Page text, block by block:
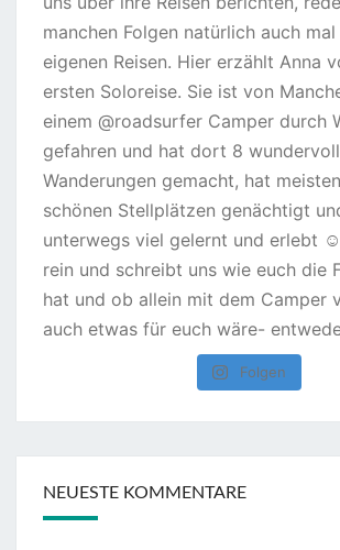
Folgen
NEUESTE KOMMENTARE